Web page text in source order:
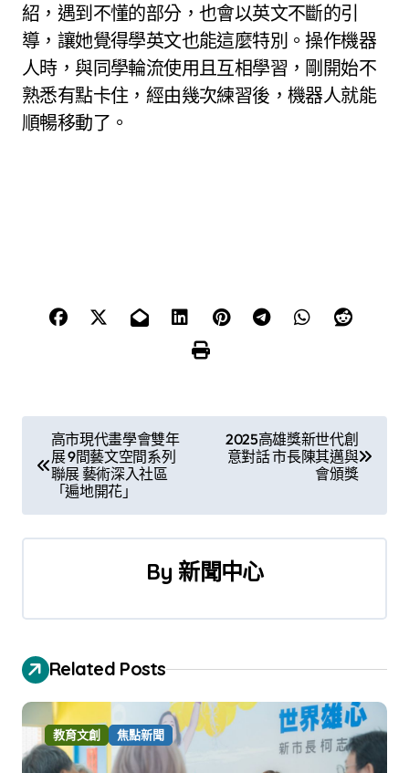
紹，遇到不懂的部分，也會以英文不斷的引
導，讓她覺得學英文也能這麼特別。操作機器
人時，與同學輪流使用且互相學習，剛開始不
熟悉有點卡住，經由幾次練習後，機器人就能
順暢移動了。
章
導
覽
高市現代畫學會雙年
展 9間藝文空間系列
聯展 藝術深入社區
「遍地開花」
2025高雄獎新世代創
意對話 市長陳其邁與
會頒獎
By 新聞中心
Related Posts
教育文創 焦點新聞